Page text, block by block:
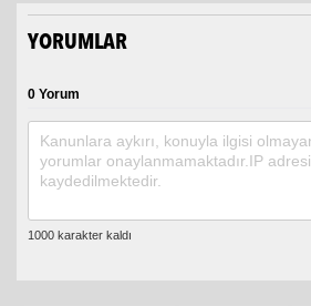
YORUMLAR
0 Yorum